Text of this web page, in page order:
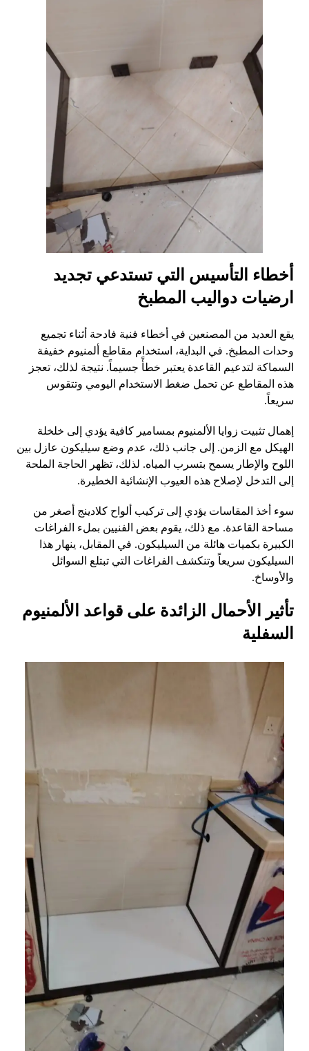
أخطاء التأسيس التي تستدعي تجديد
ارضيات دواليب المطبخ
يقع العديد من المصنعين في أخطاء فنية فادحة أثناء تجميع
وحدات المطبخ. في البداية، استخدام مقاطع ألمنيوم خفيفة
السماكة لتدعيم القاعدة يعتبر خطأً جسيماً. نتيجة لذلك، تعجز
هذه المقاطع عن تحمل ضغط الاستخدام اليومي وتتقوس
سريعاً.
إهمال تثبيت زوايا الألمنيوم بمسامير كافية يؤدي إلى خلخلة
الهيكل مع الزمن. إلى جانب ذلك، عدم وضع سيليكون عازل بين
اللوح والإطار يسمح بتسرب المياه. لذلك، تظهر الحاجة الملحة
إلى التدخل لإصلاح هذه العيوب الإنشائية الخطيرة.
سوء أخذ المقاسات يؤدي إلى تركيب ألواح كلادينج أصغر من
مساحة القاعدة. مع ذلك، يقوم بعض الفنيين بملء الفراغات
الكبيرة بكميات هائلة من السيليكون. في المقابل، ينهار هذا
السيليكون سريعاً وتنكشف الفراغات التي تبتلع السوائل
والأوساخ.
تأثير الأحمال الزائدة على قواعد الألمنيوم
السفلية